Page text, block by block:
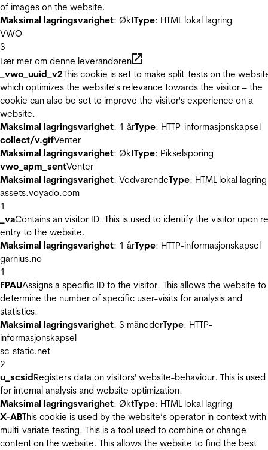
of images on the website.
Maksimal lagringsvarighet: ØktType: HTML lokal lagring
VWO
3
Lær mer om denne leverandøren
_vwo_uuid_v2This cookie is set to make split-tests on the
which optimizes the website's relevance towards the visitor – the
cookie can also be set to improve the visitor's experience on a
website.
Maksimal lagringsvarighet: 1 årType: HTTP-informasjonskapsel
collect/v.gifVenter
Maksimal lagringsvarighet: ØktType: Pikselsporing
vwo_apm_sentVenter
Maksimal lagringsvarighet: VedvarendeType: HTML lokal lagring
assets.voyado.com
1
_vaContains an visitor ID. This is used to identify the visitor upon
entry to the website.
Maksimal lagringsvarighet: 1 årType: HTTP-informasjonskapsel
garnius.no
1
FPAUAssigns a specific ID to the visitor. This allows the website to
determine the number of specific user-visits for analysis and
statistics.
Maksimal lagringsvarighet: 3 månederType: HTTP-
informasjonskapsel
sc-static.net
2
u_scsidRegisters data on visitors' website-behaviour. This is used
for internal analysis and website optimization.
Maksimal lagringsvarighet: ØktType: HTML lokal lagring
X-ABThis cookie is used by the website’s operator in context with
multi-variate testing. This is a tool used to combine or change
content on the website. This allows the website to find the best